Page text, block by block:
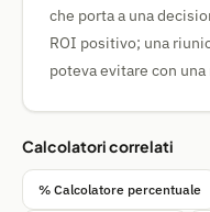
che porta a una
ROI positivo; una
poteva evitare con una
Calcolatori correlati
% Calcolatore percentuale